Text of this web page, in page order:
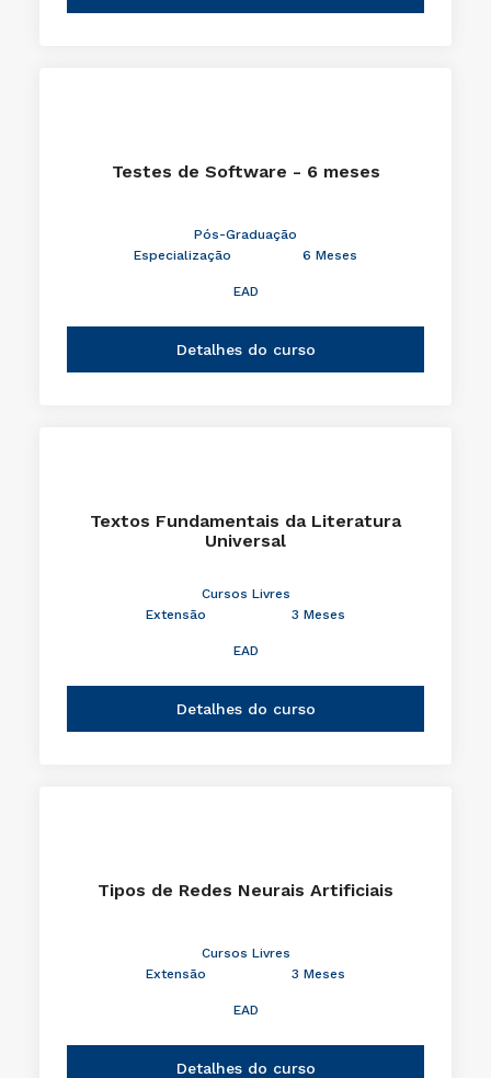
Testes de Software - 6 meses
Pós-Graduação
Especialização
6 Meses
EAD
Detalhes do curso
Textos Fundamentais da Literatura
Universal
Cursos Livres
Extensão
3 Meses
EAD
Detalhes do curso
Tipos de Redes Neurais Artificiais
Cursos Livres
Extensão
3 Meses
EAD
Detalhes do curso